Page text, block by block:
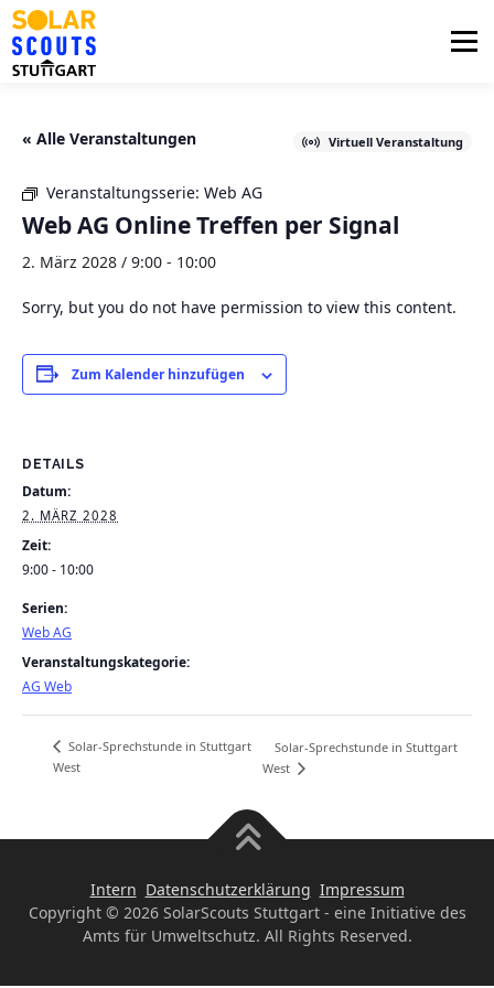
Zum
Inhalt
springen
Menü
« Alle Veranstaltungen Virtuell Veranstaltung
Veranstaltungsserie: Web AG
Web AG Online Treffen per Signal
2. März 2028 / 9:00 - 10:00
Sorry, but you do not have permission to view this content.
Zum Kalender hinzufügen
DETAILS
Datum:
2. MÄRZ 2028
Zeit:
9:00 - 10:00
Serien:
Web AG
Veranstaltungskategorie:
AG Web
Solar-Sprechstunde in Stuttgart
West
Solar-Sprechstunde in Stuttgart
West
Intern Datenschutzerklärung Impressum
Copyright © 2026 SolarScouts Stuttgart - eine Initiative des
Amts für Umweltschutz. All Rights Reserved.